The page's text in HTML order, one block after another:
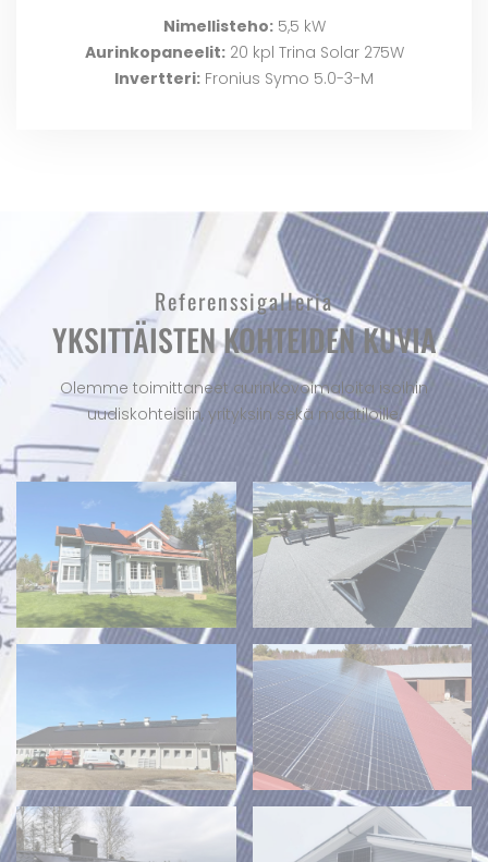
Nimellisteho:5,5 kW
Aurinkopaneelit:20 kpl Trina Solar 275W
Invertteri: Fronius Symo 5.0-3-M
Referenssi­galleria
YKSITTÄISTEN KOHTEIDEN KUVIA
Olemme toimittaneet aurinkovoimaloita isoihin
uudiskohteisiin, yrityksiin sekä maatiloille.